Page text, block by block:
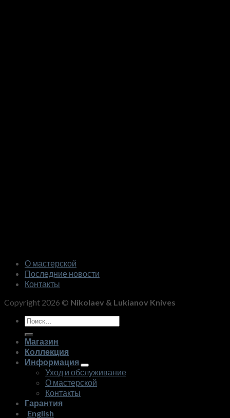
О мастерской
Последние новости
Контакты
Copyright 2026 © Nikolaev & Lukianov Knives
Искать:
Магазин
Коллекция
Информация
Уход и обслуживание
О мастерской
Контакты
Гарантия
English